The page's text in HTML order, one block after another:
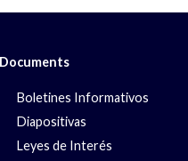
Documents
Boletines Informativos
Diapositivas
Leyes de Interés